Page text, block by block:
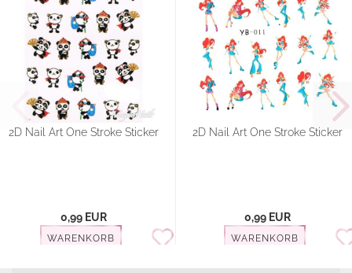
2D Nail Art One Stroke Sticker
0,99 EUR
WARENKORB
2D Nail Art One Stroke Sticker
0,99 EUR
WARENKORB